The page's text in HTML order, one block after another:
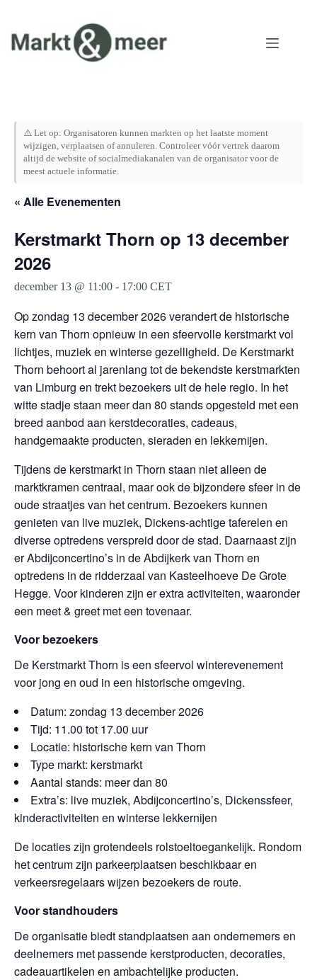
inhoud
⚠️ Let op: Organisatoren kunnen markten op het laatste moment
wijzigen, verplaatsen of annuleren. Controleer vóór vertrek daarom
altijd de website of socialmediakanalen van de organisator voor de
meest actuele informatie.
« Alle Evenementen
Kerstmarkt Thorn op 13 december
2026
december 13 @ 11:00 - 17:00 CET
Op zondag 13 december 2026 verandert de historische
kern van Thorn opnieuw in een sfeervolle kerstmarkt vol
lichtjes, muziek en winterse gezelligheid. De Kerstmarkt
Thorn behoort al jarenlang tot de bekendste kerstmarkten
van Limburg en trekt bezoekers uit de hele regio. In het
witte stadje staan meer dan 80 stands opgesteld met een
breed aanbod aan kerstdecoraties, cadeaus,
handgemaakte producten, sieraden en lekkernijen.
Tijdens de kerstmarkt in Thorn staan niet alleen de
marktkramen centraal, maar ook de bijzondere sfeer in de
oude straatjes van het centrum. Bezoekers kunnen
genieten van live muziek, Dickens-achtige taferelen en
diverse optredens verspreid door de stad. Daarnaast zijn
er Abdijconcertino’s in de Abdijkerk van Thorn en
optredens in de ridderzaal van Kasteelhoeve De Grote
Hegge. Voor kinderen zijn er extra activiteiten, waaronder
een meet & greet met een tovenaar.
Voor bezoekers
De Kerstmarkt Thorn is een sfeervol winterevenement
voor jong en oud in een historische omgeving.
Datum: zondag 13 december 2026
Tijd: 11.00 tot 17.00 uur
Locatie: historische kern van Thorn
Type markt: kerstmarkt
Aantal stands: meer dan 80
Extra’s: live muziek, Abdijconcertino’s, Dickenssfeer,
kinderactiviteiten en winterse lekkernijen
De locaties zijn grotendeels rolstoeltoegankelijk. Rondom
het centrum zijn parkeerplaatsen beschikbaar en
verkeersregelaars wijzen bezoekers de route.
Voor standhouders
De organisatie biedt standplaatsen aan ondernemers en
deelnemers met passende kerstproducten, decoraties,
cadeauartikelen en ambachtelijke producten.